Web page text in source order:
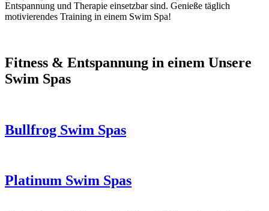
Entspannung und Therapie einsetzbar sind. Genieße täglich
motivierendes Training in einem Swim Spa!
Fitness & Entspannung in einem Unsere
Swim Spas
Bullfrog Swim Spas
Platinum Swim Spas